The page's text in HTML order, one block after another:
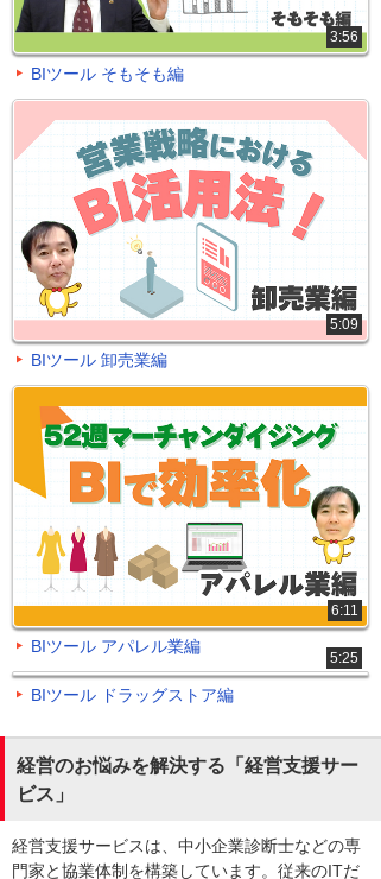
3:56
BIツール そもそも編
5:09
BIツール 卸売業編
6:11
BIツール アパレル業編
5:25
BIツール ドラッグストア編
経営のお悩みを解決する「経営支援サー
ビス」
経営支援サービスは、中小企業診断士などの専
門家と協業体制を構築しています。従来のITだ